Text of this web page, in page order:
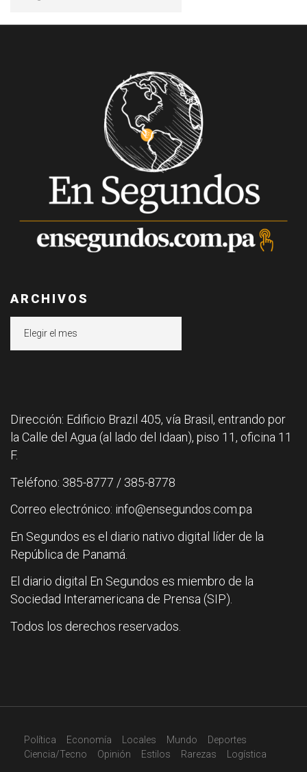
ARCHIVOS
Dirección: Edificio Brazil 405, vía Brasil, entrando por
la Calle del Agua (al lado del Idaan), piso 11, oficina 11
F.
Teléfono: 385-8777 / 385-8778
Correo electrónico: info@ensegundos.com.pa
En Segundos es el diario nativo digital líder de la
República de Panamá.
El diario digital En Segundos es miembro de la
Sociedad Interamericana de Prensa (SIP).
Todos los derechos reservados.
Política Economía Locales Mundo
Deportes
Ciencia/Tecno
Opinión Estilos Rarezas Logística